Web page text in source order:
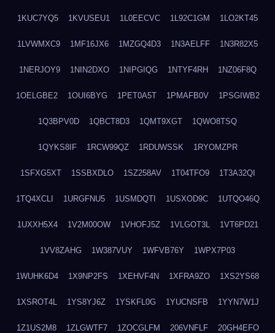
1KUC7YQ5 1KVUSEU1 1L0EECVC 1L92C1GM 1LO2KT45
1LVWMXC9 1MF16JX6 1MZGQ4D3 1N3AELFF 1N3R82X5
1NERJOY9 1NIN2DXO 1NIPGIQG 1NTYF4RH 1NZ06F8Q
1OELGBE2 1OUI6BYG 1PET0A5T 1PMAFB0V 1PSGIWB2
1Q3BPV0D 1QBCT8D3 1QMT9XGT 1QWO8TSQ
1QYKS8IF 1RCW99QZ 1RDUWSSK 1RYOMZPR
1SFXG5XT 1SSBXDLO 1SZ258AV 1T04TFO9 1T3A32QI
1TQ4XCLI 1URGFNU5 1USMDQTI 1USXOD9C 1UTQO46Q
1UXXH5X4 1V2M00OW 1VHOFJ5Z 1VLGOT3L 1VT6PD21
1VV8ZAHG 1W387VUY 1WFVB76Y 1WPX7P03
1WUHK6D4 1X9NP2FS 1XEHVF4N 1XFRA9ZO 1XS2YS68
1XSROT4L 1YS8YJ6Z 1YSKFL0G 1YUCNSFB 1YYN7W1J
1Z1US2M8 1ZLGWTF7 1ZOCGLFM 206VNFLF 20GH4EFO